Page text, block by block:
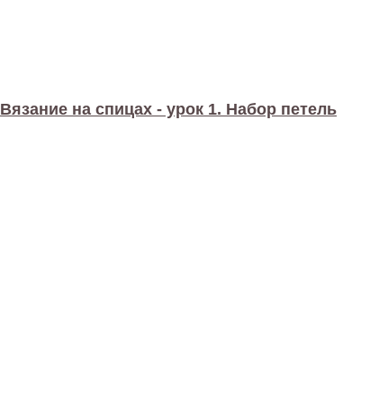
Вязание на спицах - урок 1. Набор петель